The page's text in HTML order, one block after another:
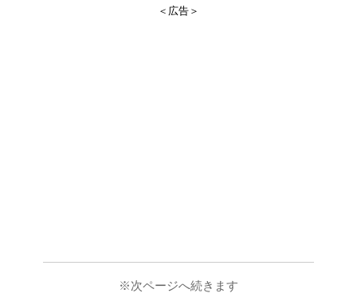
＜広告＞
※次ページへ続きます